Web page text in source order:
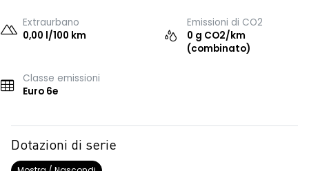
Extraurbano
0,00 l/100 km
Emissioni di CO2
0 g CO2/km
(combinato)
Classe emissioni
Euro 6e
Dotazioni di serie